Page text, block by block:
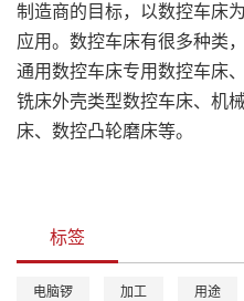
制造商的目标，以数控车床
应用。数控车床有很多种类
通用数控车床专用数控车床
铣床外壳类型数控车床、机
床、数控凸轮磨床等。
标签
电脑锣 加工 用途